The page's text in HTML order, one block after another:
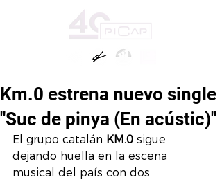
Km.0 estrena nuevo single
"Suc de pinya (En acústic)"
El grupo catalán KM.0 sigue
dejando huella en la escena
musical del país con dos